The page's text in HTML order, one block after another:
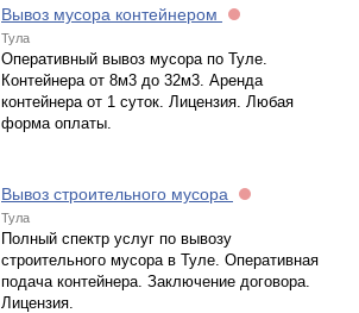
Вывоз мусора контейнером
Тула
Оперативный вывоз мусора по Туле.
Контейнера от 8м3 до 32м3. Аренда
контейнера от 1 суток. Лицензия. Любая
форма оплаты.
Вывоз строительного мусора
Тула
Полный спектр услуг по вывозу
строительного мусора в Туле. Оперативная
подача контейнера. Заключение договора.
Лицензия.